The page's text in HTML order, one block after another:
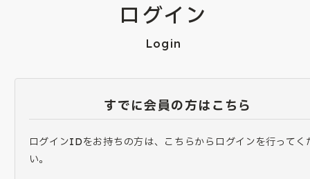
ログイン
Login
すでに会員の方はこちら
ログインIDをお持ちの方は、こちらからログインを行ってく
い。